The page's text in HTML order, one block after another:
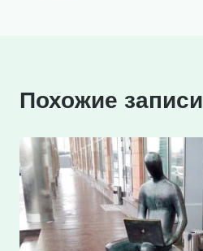
Похожие записи